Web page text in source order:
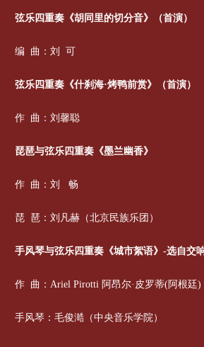
弦乐四重奏《胡同里的切分音》（首演）
编 曲：刘 可
弦乐四重奏《什刹海·烤鸭前赏》（首演）
作 曲：刘馨聪
琵琶与弦乐四重奏《墨兰幽香》
作 曲：刘 畅
琵 琶：刘凡赫（北京民族乐团）
手风琴与弦乐四重奏《城市絮语》-选自交
作 曲：Ariel Pirotti 阿昂尔·皮罗蒂(阿根廷)
手风琴：毛俊澔（中央音乐学院）